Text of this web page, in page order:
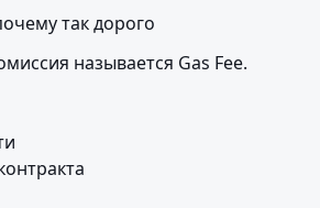
так дорого
называется Gas Fee.